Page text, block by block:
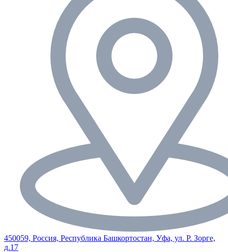
450059, Россия, Республика Башкортостан, Уфа, ул. Р. Зорге,
д.17